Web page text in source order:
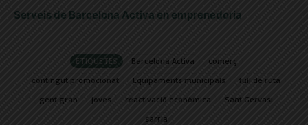
Serveis de Barcelona Activa en emprenedoria
ETIQUETES Barcelona Activa
comerç
contingut promocionat
Equipaments municipals
full de ruta
gent gran
joves reactivació econòmica
Sant Gervasi
sarria